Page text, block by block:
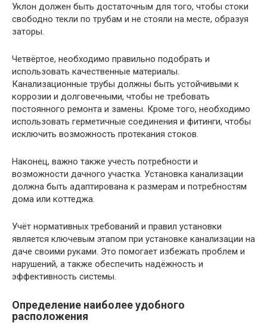
Уклон должен быть достаточным для того, чтобы стоки
свободно текли по трубам и не стояли на месте, образуя
заторы.
Четвёртое, необходимо правильно подобрать и
использовать качественные материалы.
Канализационные трубы должны быть устойчивыми к
коррозии и долговечными, чтобы не требовать
постоянного ремонта и замены. Кроме того, необходимо
использовать герметичные соединения и фитинги, чтобы
исключить возможность протекания стоков.
Наконец, важно также учесть потребности и
возможности дачного участка. Установка канализации
должна быть адаптирована к размерам и потребностям
дома или коттеджа.
Учёт нормативных требований и правил установки
является ключевым этапом при установке канализации на
даче своими руками. Это помогает избежать проблем и
нарушений, а также обеспечить надёжность и
эффективность системы.
Определение наиболее удобного
расположения